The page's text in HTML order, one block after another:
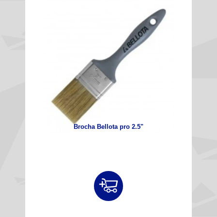
Brocha Bellota pro 2.5"